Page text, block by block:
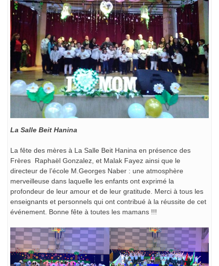
La Salle Beit Hanina
La fête des mères à La Salle Beit Hanina en présence des
Frères Raphaël Gonzalez, et Malak Fayez ainsi que le
directeur de l’école M.Georges Naber : une atmosphère
merveilleuse dans laquelle les enfants ont exprimé la
profondeur de leur amour et de leur gratitude. Merci à tous les
enseignants et personnels qui ont contribué à la réussite de cet
événement. Bonne fête à toutes les mamans !!!